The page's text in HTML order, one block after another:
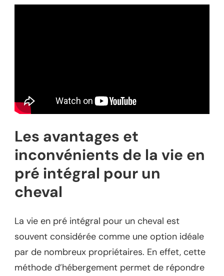
Les avantages et
inconvénients de la vie en
pré intégral pour un
cheval
La vie en pré intégral pour un cheval est
souvent considérée comme une option idéale
par de nombreux propriétaires. En effet, cette
méthode d’hébergement permet de répondre